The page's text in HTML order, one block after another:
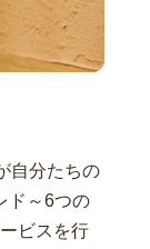
自分たちの
ド～6つの
ビスを行